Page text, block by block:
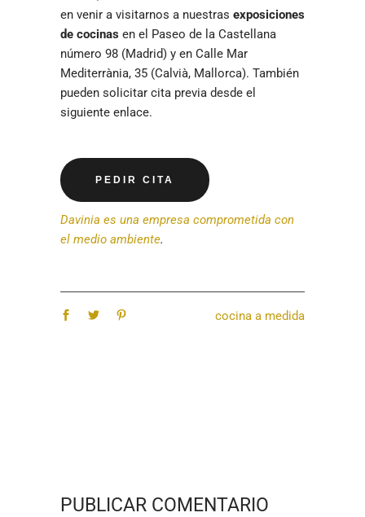
en venir a visitarnos a nuestras exposiciones
de cocinas en el Paseo de la Castellana
número 98 (Madrid) y en Calle Mar
Mediterrània, 35 (Calvià, Mallorca). También
pueden solicitar cita previa desde el
siguiente enlace.
PEDIR CITA
Davinia es una empresa comprometida con
el medio ambiente.
cocina a medida
PUBLICAR COMENTARIO